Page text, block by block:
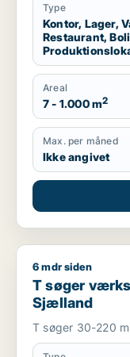
Type
Kontor, Lager,
Restaurant,
Areal
7 - 1.000 m2
Max. per måned
Ikke angivet
T søger værksted
6 mdr siden
T søger
Sjælland
T søger 30-220